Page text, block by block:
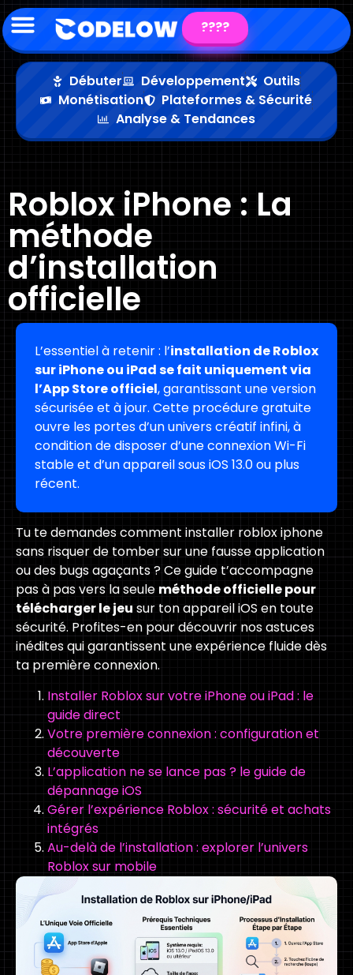
????
Débuter Développement
Outils
Monétisation
Plateformes & Sécurité
Analyse & Tendances
Roblox iPhone : La
méthode
d’installation
officielle
L’essentiel à retenir : l’installation de Roblox
sur iPhone ou iPad se fait uniquement via
l’App Store officiel, garantissant une version
sécurisée et à jour. Cette procédure gratuite
ouvre les portes d’un univers créatif infini, à
condition de disposer d’une connexion Wi-Fi
stable et d’un appareil sous iOS 13.0 ou plus
récent.
Tu te demandes comment installer roblox iphone
sans risquer de tomber sur une fausse application
ou des bugs agaçants ? Ce guide t’accompagne
pas à pas vers la seule méthode officielle pour
télécharger le jeu sur ton appareil iOS en toute
sécurité. Profites-en pour découvrir nos astuces
inédites qui garantissent une expérience fluide dès
ta première connexion.
Installer Roblox sur votre iPhone ou iPad : le
guide direct
Votre première connexion : configuration et
découverte
L’application ne se lance pas ? le guide de
dépannage iOS
Gérer l’expérience Roblox : sécurité et achats
intégrés
Au-delà de l’installation : explorer l’univers
Roblox sur mobile